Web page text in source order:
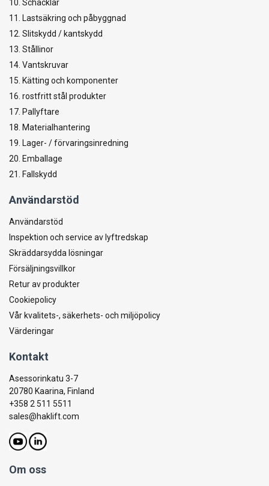
10. Schacklar
11. Lastsäkring och påbyggnad
12. Slitskydd / kantskydd
13. Stållinor
14. Vantskruvar
15. Kätting och komponenter
16. rostfritt stål produkter
17. Pallyftare
18. Materialhantering
19. Lager- / förvaringsinredning
20. Emballage
21. Fallskydd
Användarstöd
Användarstöd
Inspektion och service av lyftredskap
Skräddarsydda lösningar
Försäljningsvillkor
Retur av produkter
Cookiepolicy
Vår kvalitets-, säkerhets- och miljöpolicy
Värderingar
Kontakt
Asessorinkatu 3-7
20780 Kaarina, Finland
+358 2 511 5511
sales@haklift.com
Om oss